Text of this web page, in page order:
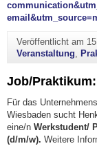
Veröffentlicht am
Veranstaltung,
Job/
Für das
Wiesbaden sucht
eine/n Werkstudent/
(d/m/w). Weitere